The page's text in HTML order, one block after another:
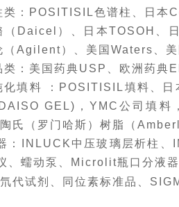
：
POSITISIL色谱柱、 日本
（Daicel）、日本TOSOH
（Agilent）、美国Waters 美
类：美国药典USP
欧洲药典
填料 ： POSITISIL填料、日
GEL)，YMC公司填
陶氏（ 罗门哈斯 ） 树脂（
：
INLUCK中压玻璃层析柱、
、 蠕动泵、Microlit瓶口分液器
代试剂、同位素标准品、